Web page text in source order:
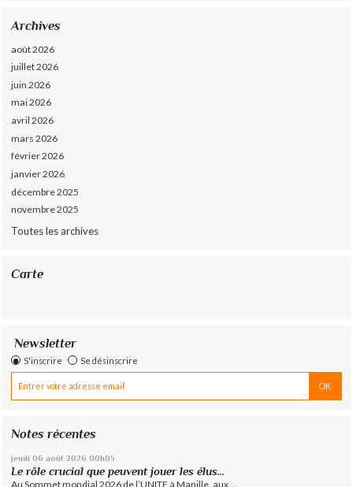
Archives
août 2026
juillet 2026
juin 2026
mai 2026
avril 2026
mars 2026
février 2026
janvier 2026
décembre 2025
novembre 2025
Toutes les archives
Carte
Newsletter
S'inscrire Se désinscrire
Notes récentes
jeudi 06 août 2026 00h05
Le rôle crucial que peuvent jouer les élus...
Au Sommet mondial 2026 de l’UNITE à Manille, aux...